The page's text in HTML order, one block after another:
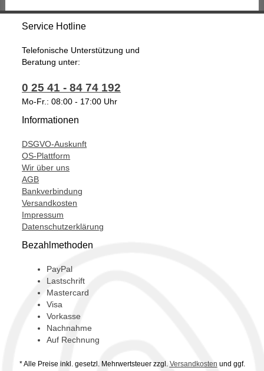
CC2961K00A,
CC2961K00B,
CC2961K00D,
CC2961K00E,
H12A1AJ4EZ,
M550-47,
M550-470,
MZAK251,
MZK251,
Service Hotline
Telefonische Unterstützung und
Beratung unter:
0 25 41 - 84 74 192
Mo-Fr.: 08:00 - 17:00 Uhr
Informationen
DSGVO-Auskunft
OS-Plattform
Wir über uns
AGB
Bankverbindung
Versandkosten
Impressum
Datenschutzerklärung
Bezahlmethoden
PayPal
Lastschrift
Mastercard
Visa
Vorkasse
Nachnahme
Auf Rechnung
* Alle Preise inkl. gesetzl. Mehrwertsteuer zzgl. Versandkosten und ggf.